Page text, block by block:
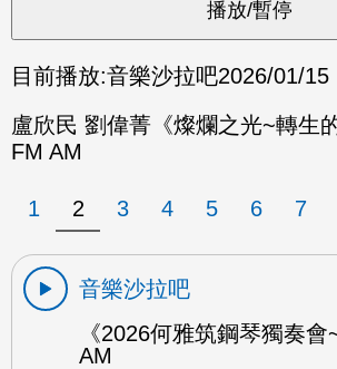
目前播放:音樂沙拉吧2026/01/15
盧欣民 劉偉菁《燦爛之光~轉生
FM AM
1 2 3 4 5 6 7
音樂沙拉吧
《2026何雅筑鋼琴獨奏
AM